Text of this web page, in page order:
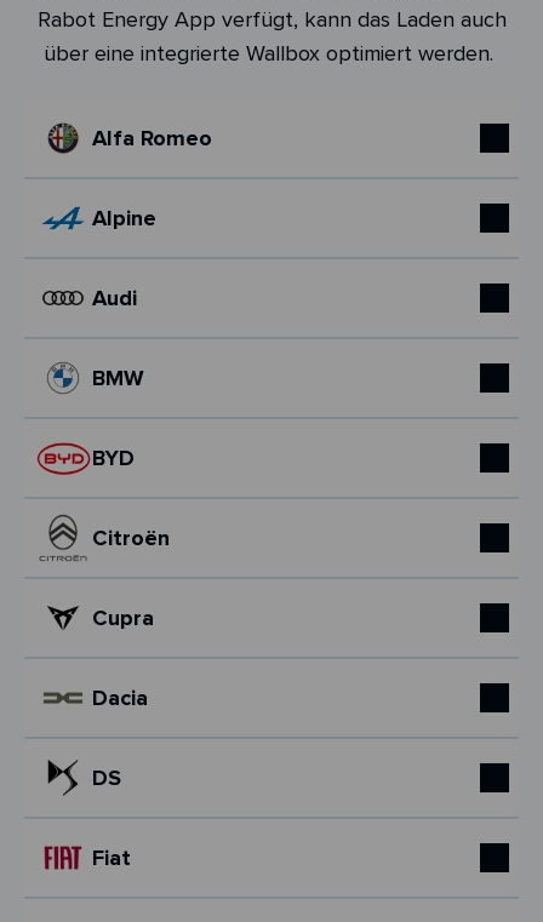
Rabot Energy App verfügt, kann das Laden auch
über eine integrierte Wallbox optimiert werden.
Alfa Romeo
Alpine
Audi
BMW
BYD
Citroën
Cupra
Dacia
DS
Fiat